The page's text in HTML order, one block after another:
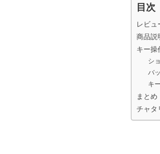
目次
レビュ
商品説
キー操
シ
バ
キ
まとめ
チャタ